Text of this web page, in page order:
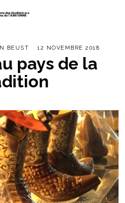
BEUST 12 NOVEMBRE 2018
pays de la